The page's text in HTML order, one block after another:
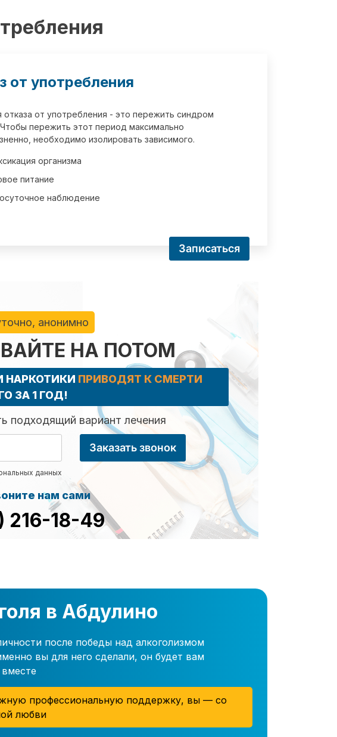
от употребления
отказа от употребления - это пережить синдром
пережить этот период максимально
необходимо изолировать зависимого.
организма
питание
наблюдение
Записаться
анонимно
НА ПОТОМ
НАРКОТИКИ ПРИВОДЯТ К СМЕРТИ
ЗА 1 ГОД!
вариант лечения
данных
Заказать звонок
нам сами
216-18-49
в Абдулино
после победы над алкоголизмом
вы для него сделали, он будет вам
профессиональную поддержку, вы — со
любви